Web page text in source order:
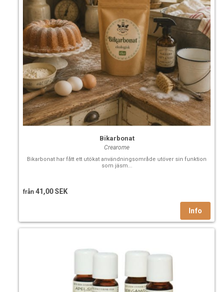
Bikarbonat
Crearome
Bikarbonat har fått ett utökat användningsområde utöver sin funktion
som jäsm...
från 41,00 SEK